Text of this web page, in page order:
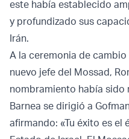
este había establecido
y profundizado sus
Irán.
A la ceremonia de
nuevo jefe del Mossad,
nombramiento había sido
Barnea se dirigió a
afirmando: «Tu éxito es el